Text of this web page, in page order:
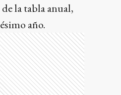
la tabla anual,
año.